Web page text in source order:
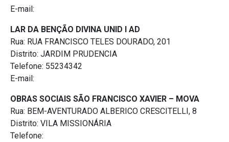
E-mail:
LAR DA BENÇÃO DIVINA UNID I AD
Rua: RUA FRANCISCO TELES DOURADO, 201
Distrito: JARDIM PRUDENCIA
Telefone: 55234342
E-mail:
OBRAS SOCIAIS SÃO FRANCISCO XAVIER – MOVA
Rua: BEM-AVENTURADO ALBERICO CRESCITELLI, 8
Distrito: VILA MISSIONÁRIA
Telefone: